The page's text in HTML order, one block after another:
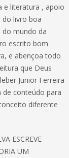
e literatura , apoio
livro boa
do mundo da
escrito bom
e abençoa todo
que Deus
Junior Ferreira
conteúdo para
diferente
ESCREVE
UM